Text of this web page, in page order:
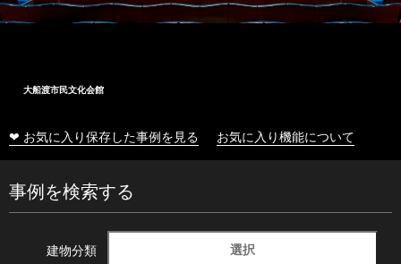
大船渡市民文化会館
❤ お気に入り保存した事例を見る お気に入り機能について
事例を検索する
建物分類 選択